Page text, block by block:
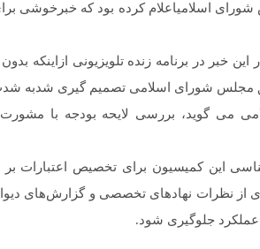
اسلامیاعلام کرده بود که خبرخوشی
خبر در برنامه زنده تلویزیونی ازاینکه
مجلس شورای اسلامی تصمیم گیری شدبه شدت
می گوید، بررسی لایحه بودجه با مشورت
۱۴۰۵، از رویکرد کارشناسی این کمیسیون برای تخصیص
از نظرات نهادهای تخصصی و گزارش‌های
جلوگیری شود.